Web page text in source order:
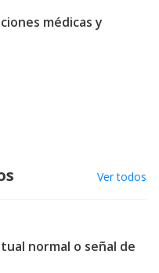
médicas y
Ver todos
normal o señal de